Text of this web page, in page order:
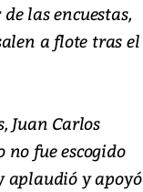
las encuestas,
a flote tras el
Juan Carlos
fue escogido
aplaudió y apoyó